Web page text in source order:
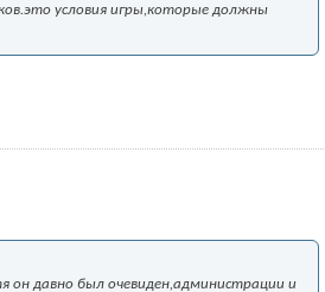
условия игры,которые должны
давно был очевиден,администрации и